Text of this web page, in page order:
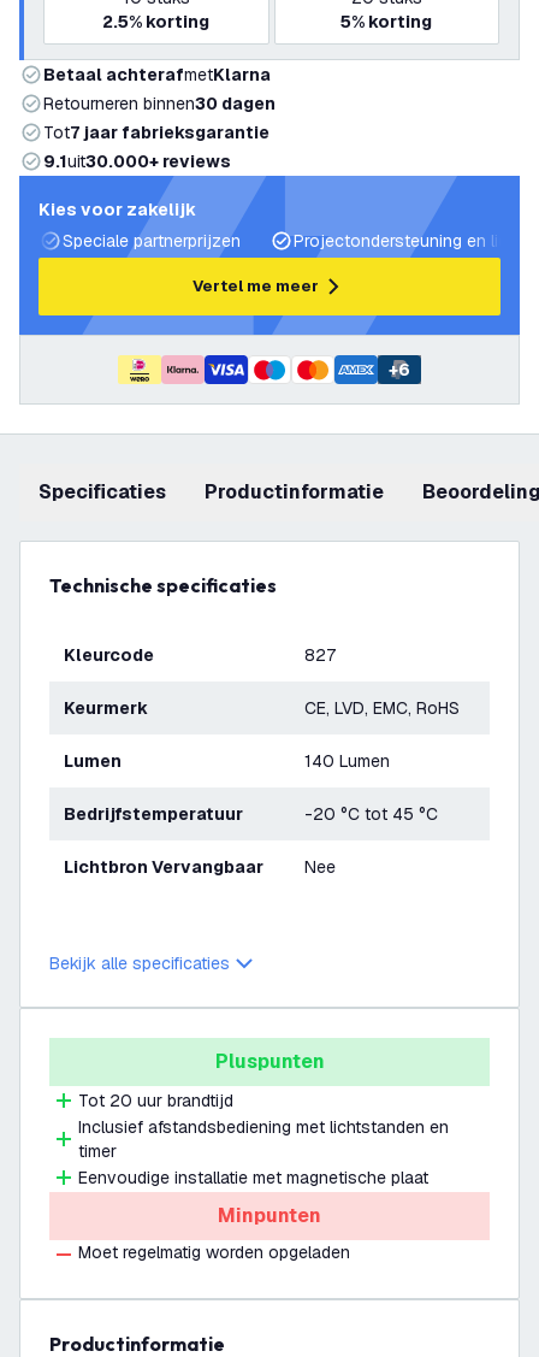
2.5% korting
5% korting
Betaal achterafmetKlarna
Retourneren binnen30 dagen
Tot7 jaar fabrieksgarantie
9.1uit30.000+ reviews
Kies voor zakelijk
Speciale partnerprijzen
Projectondersteuning en
Vertel me meer
+6
Specificaties productinformatie
Technische specificaties
Kleurcode 827
Keurmerk CE, LVD, EMC, RoHS
Lumen 140 Lumen
Bedrijfstemperatuur -20 °C tot 45 °C
Lichtbron Vervangbaar Nee
Bekijk alle specificaties
Pluspunten
Tot 20 uur brandtijd
Inclusief afstandsbediening met lichtstanden en
timer
Eenvoudige installatie met magnetische plaat
Minpunten
Moet regelmatig worden opgeladen
productinformatie